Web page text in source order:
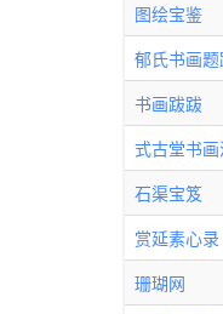
图绘宝鉴
郁氏书画
书画跋跋
式古堂书
石渠宝笈
赏延素心录
珊瑚网